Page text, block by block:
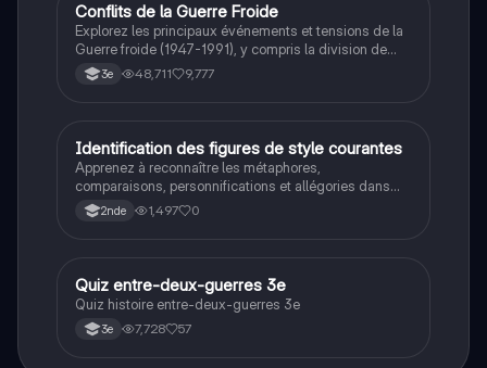
Histoire
Conflits de la Guerre Froide
Explorez les principaux événements et tensions de la
Guerre froide (1947-1991), y compris la division de
l'Allemagne, la crise de Cuba, la guerre du Vietnam, et
la course à l'espace. Cette fiche de révision couvre les
historique.
3e 48,711 9,777
IFrançais
Identification des figures de style courantes
Apprenez à reconnaître les métaphores,
comparaisons, personnifications et allégories dans
des phrases simples.
2nde 1,497 0
QHistoire
Quiz entre-deux-guerres 3e
Quiz histoire entre-deux-guerres 3e
3e 7,728 57